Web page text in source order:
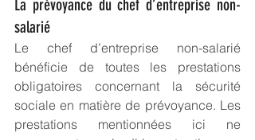
La prévoyance du chef d’entreprise non-
salarié
Le chef d’entreprise non-salarié
bénéficie de toutes les prestations
obligatoires concernant la sécurité
sociale en matière de prévoyance. Les
prestations mentionnées ici ne